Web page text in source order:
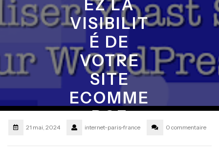
EZ LA
VISIBILIT
É DE
VOTRE
SITE
ECOMME
RCE
21 mai, 2024 internet-paris-france 0 commentaire